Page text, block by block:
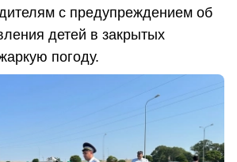
с предупреждением об
детей в закрытых
погоду.